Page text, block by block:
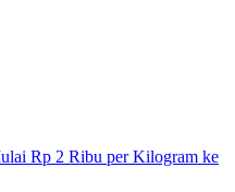
Rp 2 Ribu per Kilogram ke